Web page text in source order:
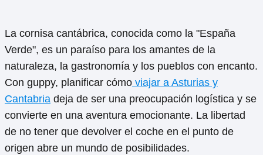
La cornisa cantábrica, conocida como la "España
Verde", es un paraíso para los amantes de la
naturaleza, la gastronomía y los pueblos con encanto.
Con guppy, planificar cómo viajar a Asturias y
Cantabria deja de ser una preocupación logística y se
convierte en una aventura emocionante. La libertad
de no tener que devolver el coche en el punto de
origen abre un mundo de posibilidades.